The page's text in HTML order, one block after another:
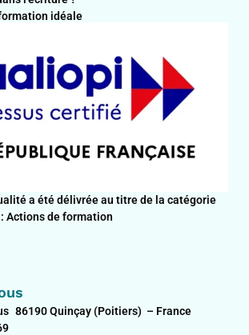
idéale
a été délivrée au titre de la catégorie
Actions de formation
86190 Quinçay (Poitiers) – France